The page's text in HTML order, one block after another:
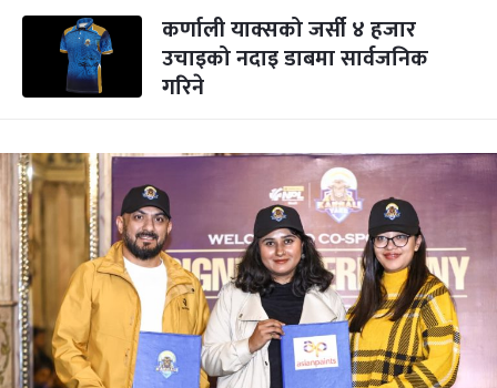
कर्णाली याक्सको जर्सी ४ हजार
उचाइको नदाइ डाबमा सार्वजनिक
गरिने